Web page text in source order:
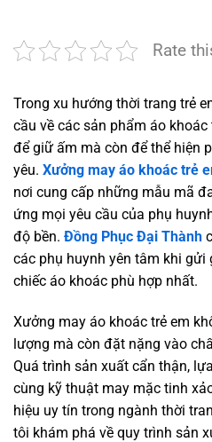
Rate
Trong xu hướng thời trang trẻ
cầu về các sản phẩm áo
để giữ ấm mà còn để thể hiện
yêu. Xưởng may áo khoác trẻ
nơi cung cấp những mẫu mã
ứng mọi yêu cầu của phụ
độ bền. Đồng Phục Đại Thành
các phụ huynh yên tâm khi gửi
chiếc áo khoác phù hợp nhất.
Xưởng may áo khoác trẻ em
lượng mà còn đặt nặng vào
Quá trình sản xuất cẩn thận,
cùng kỹ thuật may mặc tinh
hiệu uy tín trong ngành thời
tôi khám phá về quy trình sản